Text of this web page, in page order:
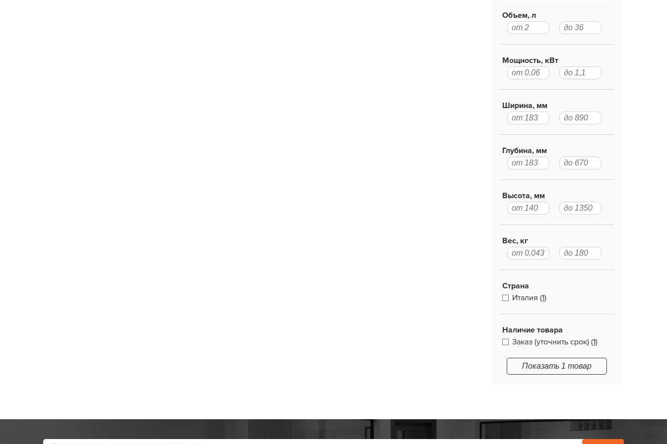
Объем, л
Мощность, кВт
Ширина, мм
Глубина, мм
Высота, мм
Вес, кг
Страна
Италия (1)
Наличие товара
Заказ (уточнить срок) (1)
Показать 1 товар